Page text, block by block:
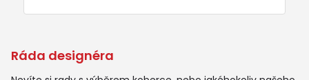
Ráda designéra